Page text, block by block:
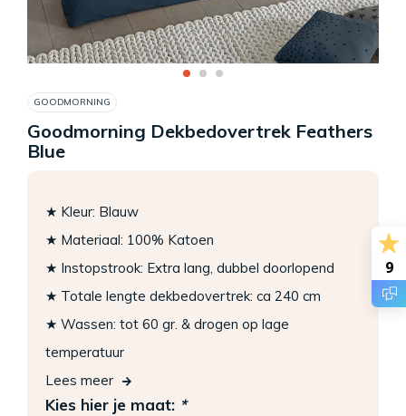
GOODMORNING
Goodmorning Dekbedovertrek Feathers
Blue
★ Kleur: Blauw
★ Materiaal: 100% Katoen
★ Instopstrook: Extra lang, dubbel doorlopend
★ Totale lengte dekbedovertrek: ca 240 cm
★ Wassen: tot 60 gr. & drogen op lage
temperatuur
Lees meer
Kies hier je maat: *
9